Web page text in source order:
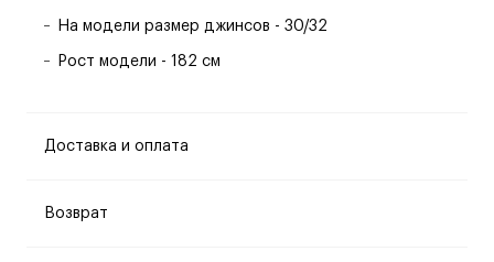
На модели размер джинсов - 30/32
Рост модели - 182 см
Доставка и оплата
Возврат